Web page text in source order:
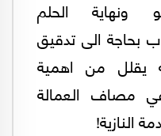
ونهاية الحلم
بحاجة الى تدقيق
من اهمية
مصاف العمالة
النازية!